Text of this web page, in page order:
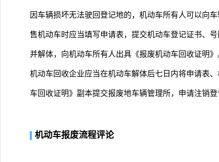
因车辆损坏无法驶回登记地的，机动车所有人可以向
售机动车时应当填写申请表，提交机动车登记证书、
并解体，向机动车所有人出具《报废机动车回收证明》
机动车回收企业应当在机动车解体后七日内将申请表
车回收证明》副本提交报废地车辆管理所，申请注销
机动车报废流程评论